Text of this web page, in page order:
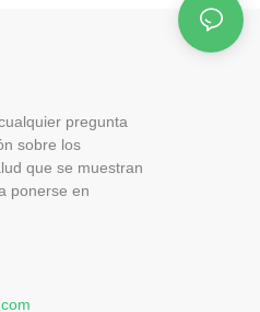
pregunta
sobre los
que se muestran
ponerse en